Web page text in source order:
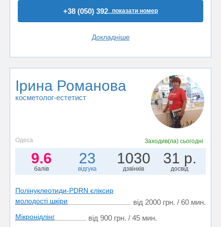
+38 (050) 392..показати номер
Докладніше
Ірина Романова
косметолог-естетист
Одеса Заходив(ла)сьогодні
9.6
балів
23
відгука
1030
дзвінків
31 р.
досвід
Полінуклеотиди-PDRN єліксир
молодості шкіри
від 2000 грн. / 60 мин.
Мікронідлінг
від 900 грн. / 45 мин.